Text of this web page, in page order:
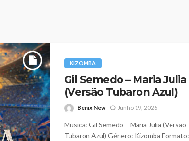
KIZOMBA
Gil Semedo – Maria Julia
(Versão Tubaron Azul)
Benix New Junho 19, 2026
Música: Gil Semedo – Maria Julia (Versão
Tubaron Azul) Género: Kizomba Formato: